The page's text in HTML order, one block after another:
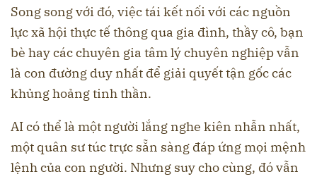
Song song với đó, việc tái kết nối với các nguồn
lực xã hội thực tế thông qua gia đình, thầy cô, bạn
bè hay các chuyên gia tâm lý chuyên nghiệp vẫn
là con đường duy nhất để giải quyết tận gốc các
khủng hoảng tinh thần.
AI có thể là một người lắng nghe kiên nhẫn nhất,
một quân sư túc trực sẵn sàng đáp ứng mọi mệnh
lệnh của con người. Nhưng suy cho cùng, đó vẫn